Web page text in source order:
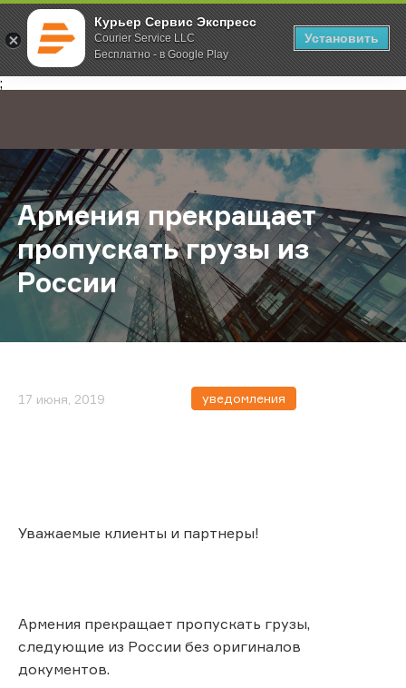
Курьер Сервис Экспресс
Courier Service LLC
Бесплатно - в Google Play
Установить
;
Главная О компании Новости Армения прекращает пропускать
Армения прекращает
пропускать грузы из
России
17 июня, 2019 уведомления
Уважаемые клиенты и партнеры!
Армения прекращает пропускать грузы,
следующие из России без оригиналов
документов.